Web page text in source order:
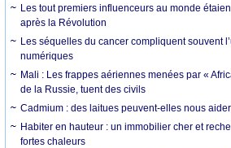
Les tout premiers influenceurs au monde
après la Révolution
Les séquelles du cancer compliquent souvent
numériques
Mali : Les frappes aériennes menées par «
de la Russie, tuent des civils
Cadmium : des laitues peuvent-elles nous
Habiter en hauteur : un immobilier cher et
fortes chaleurs